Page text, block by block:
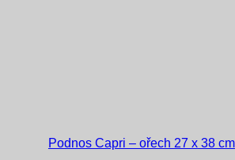
Podnos Capri – ořech 27 x 38 cm